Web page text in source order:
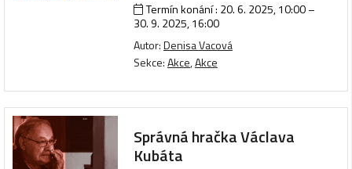
Termín konání : 20. 6. 2025, 10:00–
30. 9. 2025, 16:00
Autor:Denisa Vacová
Sekce:Akce,Akce
Správná hračka Václava
Kubáta